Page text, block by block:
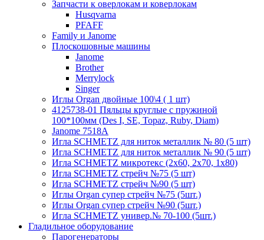
Запчасти к оверлокам и коверлокам
Husqvarna
PFAFF
Family и Janome
Плоскошовные машины
Janome
Brother
Merrylock
Singer
Иглы Organ двойные 100\4 ( 1 шт)
4125738-01 Пяльцы круглые с пружиной
100*100мм (Des I, SE, Topaz, Ruby, Diam)
Janome 7518A
Игла SCHMETZ для ниток металлик № 80 (5 шт)
Игла SCHMETZ для ниток металлик № 90 (5 шт)
Игла SCHMETZ микротекс (2х60, 2х70, 1х80)
Игла SCHMETZ стрейч №75 (5 шт)
Игла SCHMETZ стрейч №90 (5 шт)
Иглы Organ супер стрейч №75 (5шт.)
Иглы Organ супер стрейч №90 (5шт.)
Игла SCHMETZ универ.№ 70-100 (5шт.)
Гладильное оборудование
Парогенераторы